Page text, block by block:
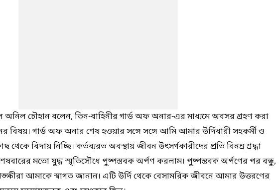
অনিল চৌহান বলেন, তিন-বাহিনীর গার্ড অফ অনার-এর মাধ্যমে অবসর গ্রহণ করা
বিষয়। গার্ড অফ অনার শেষ হওয়ার সঙ্গে সঙ্গে আমি আমার উর্দিধারী সহকর্মী ও
থেকে বিদায় নিচ্ছি। কর্তব্যরত অবস্থায় জীবন উৎসর্গকারীদের প্রতি বিনম্র শ্রদ্ধা
মতো যুদ্ধ স্মৃতিসৌধে পুষ্পস্তবক অর্পণ করলাম। পুষ্পস্তবক অর্পণের পর বন্ধু,
আমাকে স্বাগত জানান। এটি উর্দি থেকে বেসামরিক জীবনে আমার উত্তরণের